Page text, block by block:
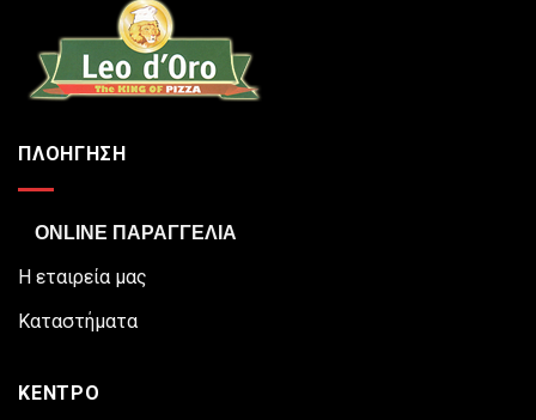
ΠΛΟΗΓΗΣΗ
ONLINE ΠΑΡΑΓΓΕΛΙΑ
Η εταιρεία μας
Καταστήματα
ΚΕΝΤΡΟ